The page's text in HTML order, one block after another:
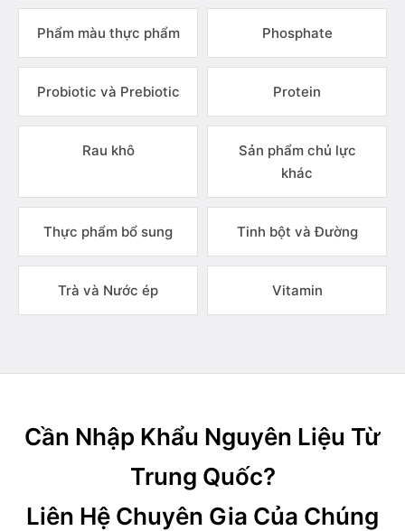
Phẩm màu thực phẩm Phosphate
Probiotic và Prebiotic Protein
Rau khô
Sản phẩm chủ lực
khác
Thực phẩm bổ sung Tinh bột và Đường
Trà và Nước ép Vitamin
Cần Nhập Khẩu Nguyên Liệu Từ
Trung Quốc?
Liên Hệ Chuyên Gia Của Chúng